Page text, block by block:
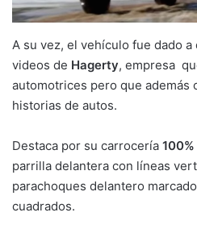
A su vez, el vehículo fue dado
videos de Hagerty, empresa
automotrices pero que además
historias de autos.
Destaca por su carrocería
parrilla delantera con líneas
parachoques delantero
cuadrados.